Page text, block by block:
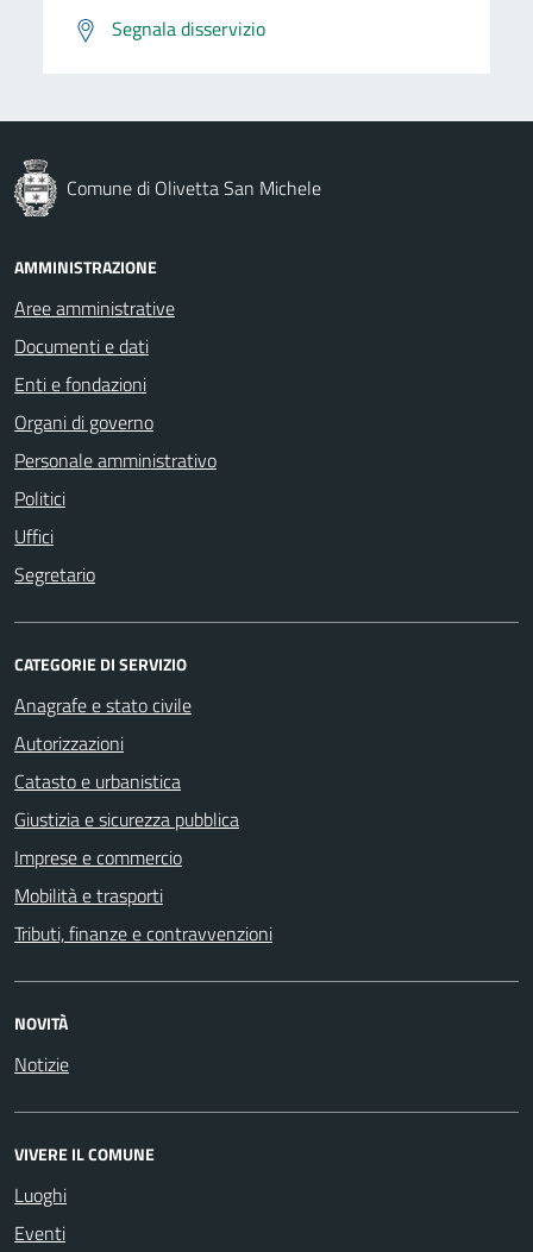
Segnala disservizio
Comune di Olivetta San Michele
AMMINISTRAZIONE
Aree amministrative
Documenti e dati
Enti e fondazioni
Organi di governo
Personale amministrativo
Politici
Uffici
Segretario
CATEGORIE DI SERVIZIO
Anagrafe e stato civile
Autorizzazioni
Catasto e urbanistica
Giustizia e sicurezza pubblica
Imprese e commercio
Mobilità e trasporti
Tributi, finanze e contravvenzioni
NOVITÀ
Notizie
VIVERE IL COMUNE
Luoghi
Eventi